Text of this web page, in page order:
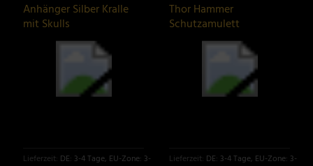
Anhänger Silber Kralle
mit Skulls
Lieferzeit: DE: 3-4 Tage, EU-Zone: 3-6 Tage
Thor Hammer
Schutzamulett
Lieferzeit: DE: 3-4 Tage, EU-Zone: 3-6